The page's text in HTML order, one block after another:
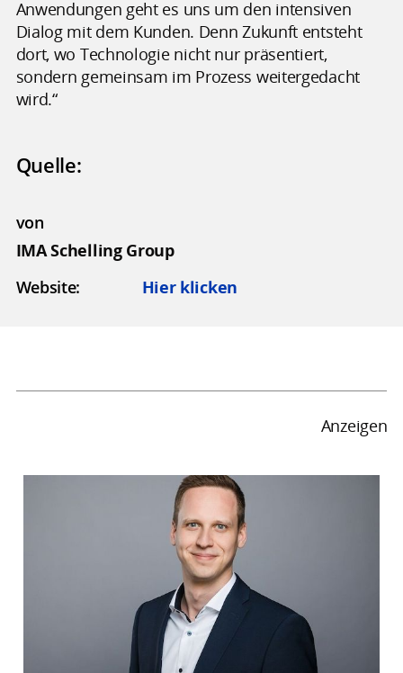
Anwendungen geht es uns um den intensiven
Dialog mit dem Kunden. Denn Zukunft entsteht
dort, wo Technologie nicht nur präsentiert,
sondern gemeinsam im Prozess weitergedacht
wird.“
Quelle:
von
IMA Schelling Group
Website:
Hier klicken
Anzeigen